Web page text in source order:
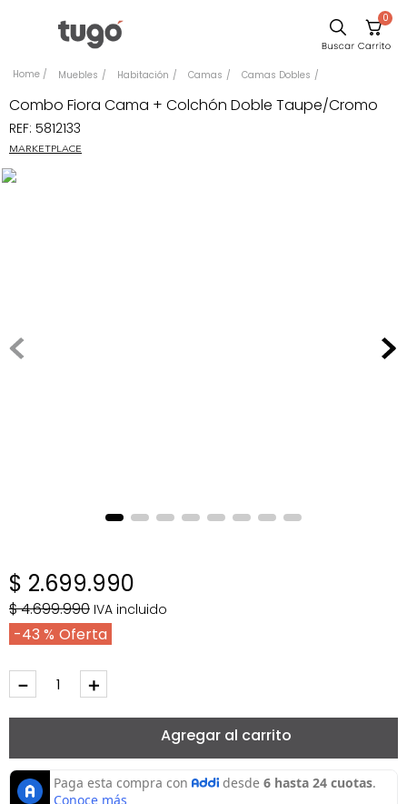
0
Muebles Habitación Camas Camas Dobles
Combo Fiora Cama + Colchón Doble Taupe/Cromo
REF: 5812133
MARKETPLACE
$ 2.699.990
$4.699.990 IVA incluido
43 %
＋
－
Agregar al carrito
Comedor
Escritorio